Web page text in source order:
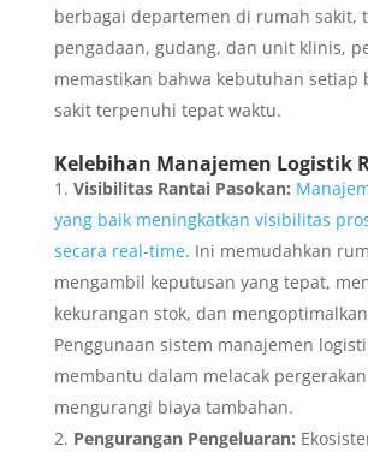
berbagai departemen di rumah sakit,
pengadaan, gudang, dan unit klinis,
memastikan bahwa kebutuhan setiap
sakit terpenuhi tepat waktu.
Kelebihan Manajemen Logistik
Visibilitas Rantai Pasokan:
yang baik meningkatkan visibilitas
secara real-time. Ini memudahkan
mengambil keputusan yang tepat,
kekurangan stok, dan
Penggunaan sistem manajemen
membantu dalam melacak
mengurangi biaya tambahan.
Pengurangan Pengeluaran: